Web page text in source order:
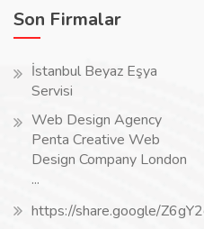
Son Firmalar
İstanbul Beyaz Eşya
Servisi
Web Design Agency
Penta Creative Web
Design Company London
...
https://share.google/